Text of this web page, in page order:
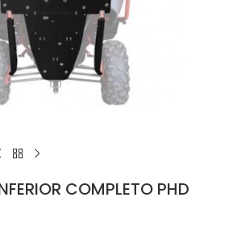
COMPLETO PHD